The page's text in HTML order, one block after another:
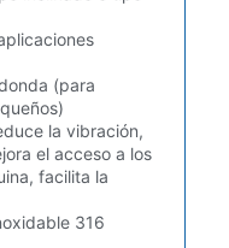
(para
la vibración,
el acceso a los
facilita la
316